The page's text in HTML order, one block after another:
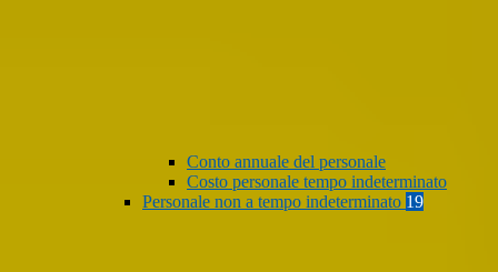
Conto annuale del personale
Costo personale tempo indeterminato
Personale non a tempo indeterminato 19